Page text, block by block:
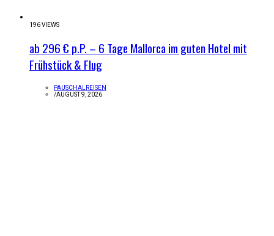
196 VIEWS
ab 296 € p.P. – 6 Tage Mallorca im guten Hotel mit
Frühstück & Flug
PAUSCHALREISEN
/AUGUST 9, 2026